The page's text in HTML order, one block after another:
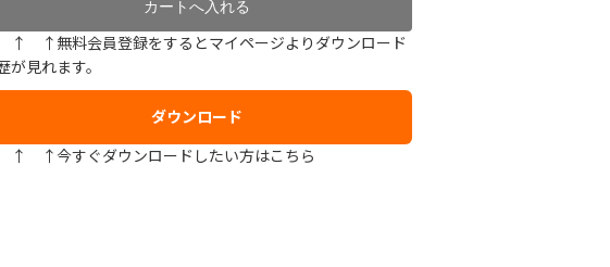
↑無料会員登録をするとマイページよりダウンロード
が見れます。
ダウンロード
↑今すぐダウンロードしたい方はこちら